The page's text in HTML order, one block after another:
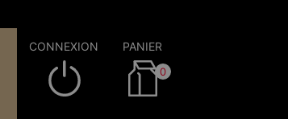
CONNEXION PANIER
0